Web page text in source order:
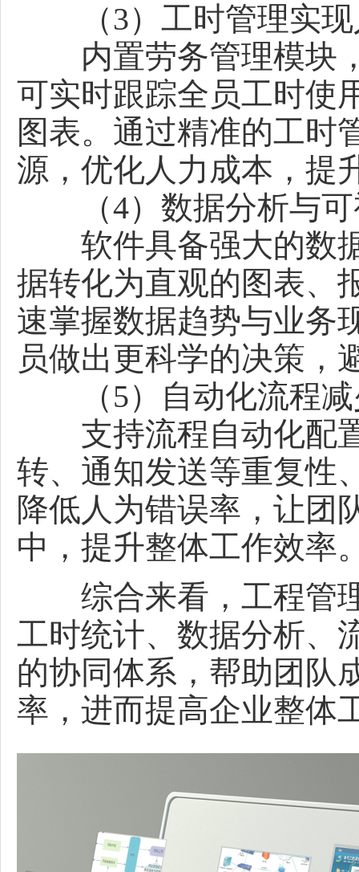
（3）工时管理实现
内置劳务管理模块，
可实时跟踪全员工时使
图表。通过精准的工时
源，优化人力成本，提
（4）数据分析与可
软件具备强大的数据
据转化为直观的图表、
速掌握数据趋势与业务
员做出更科学的决策，
（5）自动化流程减
支持流程自动化配置
转、通知发送等重复性
降低人为错误率，让团
中，提升整体工作效率
综合来看，工程管理
工时统计、数据分析、
的协同体系，帮助团队
率，进而提高企业整体